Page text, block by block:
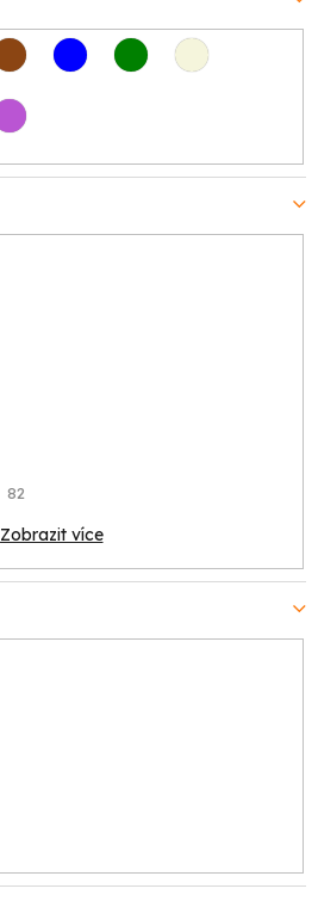
82
Zobrazit více